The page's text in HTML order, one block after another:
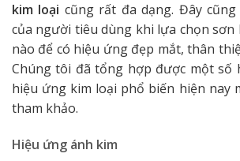
kim loại cũng rất đa dạng. Đây
của người tiêu dùng khi lựa chọn sơn
nào để có hiệu ứng đẹp mắt, thân
Chúng tôi đã tổng hợp được một số
hiệu ứng kim loại phổ biến hiện nay
tham khảo.
Hiệu ứng ánh kim